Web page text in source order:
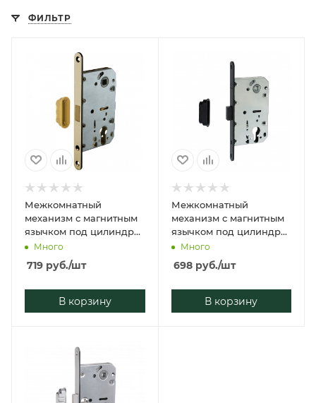
ФИЛЬТР
Межкомнатный
механизм с магнитным
язычком под цилиндр
VETTORE 410 Ц-С
МАГНИТ AB (Бронза)
Много
719 руб./шт
В корзину
Межкомнатный
механизм с магнитным
язычком под цилиндр
VETTORE 410 Ц-С
МАГНИТ MBP (Чёрный
Матовый)
Много
698руб./шт
В корзину